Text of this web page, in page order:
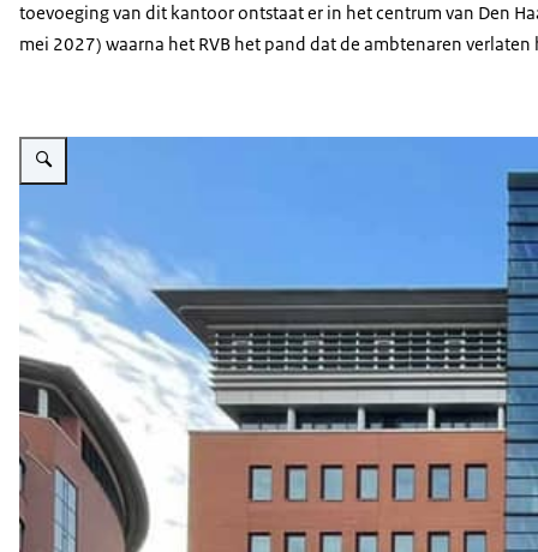
toevoeging van dit kantoor ontstaat er in het centrum van Den
mei 2027) waarna het RVB het pand dat de ambtenaren
Vergroot afbeelding Universe Den Haag